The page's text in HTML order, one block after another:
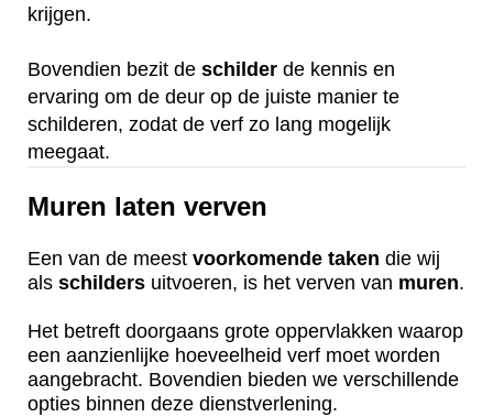
krijgen.
Bovendien bezit de schilder de kennis en
ervaring om de deur op de juiste manier te
schilderen, zodat de verf zo lang mogelijk
meegaat.
Muren laten verven
Een van de meest voorkomende taken die wij
als schilders uitvoeren, is het verven van muren.
Het betreft doorgaans grote oppervlakken waarop
een aanzienlijke hoeveelheid verf moet worden
aangebracht. Bovendien bieden we verschillende
opties binnen deze dienstverlening.